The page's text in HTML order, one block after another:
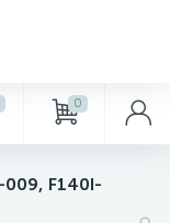
0
F140I-